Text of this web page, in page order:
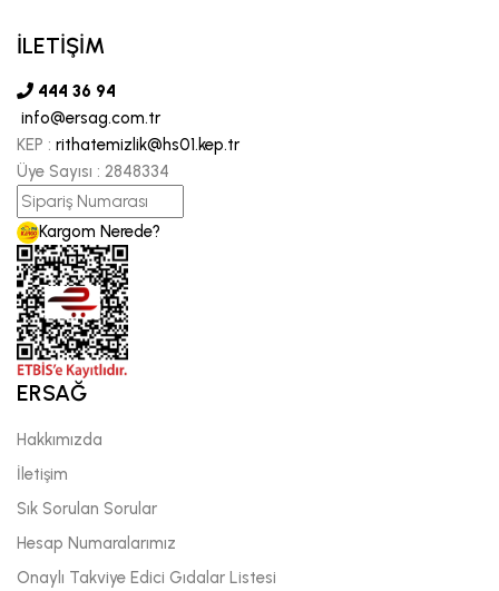
İLETİŞİM
444 36 94
info@ersag.com.tr
KEP : rithatemizlik@hs01.kep.tr
Üye Sayısı : 2848334
Kargom Nerede?
ERSAĞ
Hakkımızda
İletişim
Sık Sorulan Sorular
Hesap Numaralarımız
Onaylı Takviye Edici Gıdalar Listesi